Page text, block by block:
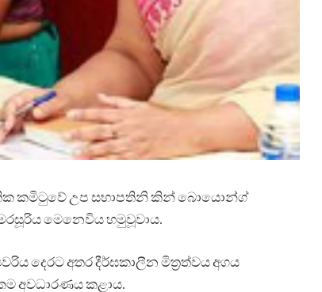
කමිටුවේ උප සභාපතිනි කින් බොයොන්ග්
මෙ⁣නෙවිය හමුවූවාය.
දෙරට අතර දීර්ඝකාලීන මිත්‍රත්වය අගය
අවධාරණය කළාය.